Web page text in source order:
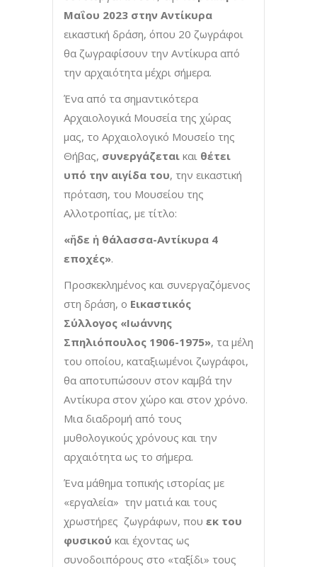
Μαΐου 2023 στην Αντίκυρα
εικαστική δράση, όπου 20 ζωγράφοι
θα ζωγραφίσουν την Αντίκυρα από
την αρχαιότητα μέχρι σήμερα.
Ένα από τα σημαντικότερα
Αρχαιολογικά Μουσεία της χώρας
μας, το Αρχαιολογικό Μουσείο της
Θήβας, συνεργάζεται και θέτει
υπό την αιγίδα του, την εικαστική
πρόταση, του Μουσείου της
Αλλοτροπίας, με τίτλο:
«ἥδε ἡ θάλασσα-Αντίκυρα 4
εποχές».
Προσκεκλημένος και συνεργαζόμενος
στη δράση, ο Εικαστικός
Σύλλογος «Ιωάννης
Σπηλιόπουλος 1906-1975», τα μέλη
του οποίου, καταξιωμένοι ζωγράφοι,
θα αποτυπώσουν στον καμβά την
Αντίκυρα στον χώρο και στον χρόνο.
Μια διαδρομή από τους
μυθολογικούς χρόνους και την
αρχαιότητα ως το σήμερα.
Ένα μάθημα τοπικής ιστορίας με
«εργαλεία» την ματιά και τους
χρωστήρες ζωγράφων, που εκ του
φυσικού και έχοντας ως
συνοδοιπόρους στο «ταξίδι» τους